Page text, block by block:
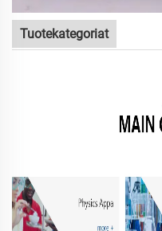
Tuotekategoriat